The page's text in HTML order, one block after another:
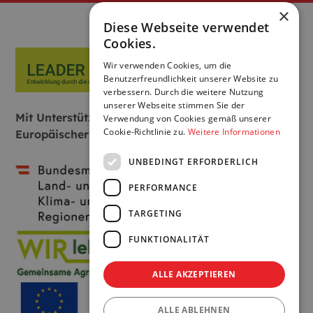
Mit Unterstützung von Bund, Land und
Europäischer Union:
×
Diese Webseite verwendet
Cookies.
Wir verwenden Cookies, um die
Benutzerfreundlichkeit unserer Website zu
verbessern. Durch die weitere Nutzung
unserer Webseite stimmen Sie der
Verwendung von Cookies gemäß unserer
Cookie-Richtlinie zu. Weitere Informationen
UNBEDINGT ERFORDERLICH
PERFORMANCE
TARGETING
FUNKTIONALITÄT
ALLE AKZEPTIEREN
ALLE ABLEHNEN